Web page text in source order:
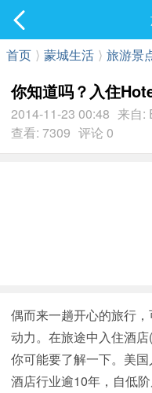
首页 ⟩ 蒙城生活 ⟩ 旅游景
你知道吗？入住
2014-11-23 00:48 来自:
查看: 7309 评论 0
偶而来一趟开心的旅行
动力。在旅途中入住酒
你可能要了解一下。美
酒店行业逾10年，自低